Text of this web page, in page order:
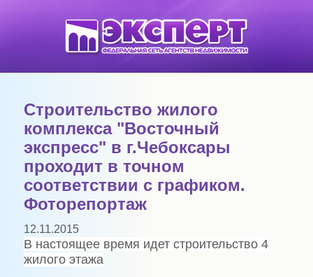
Строительство жилого
комплекса "Восточный
экспресс" в г.Чебоксары
проходит в точном
соответствии с графиком.
Фоторепортаж
12.11.2015
В настоящее время идет строительство 4
жилого этажа